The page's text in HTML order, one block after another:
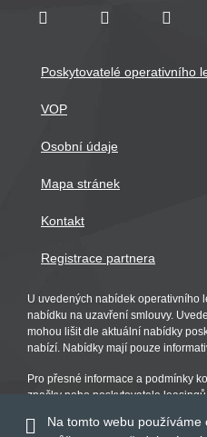
Poskytovatelé operativního
VOP
Osobní údaje
Mapa stránek
Kontakt
Registrace partnera
U uvedených nabídek operativního
nabídku na uzavření smlouvy.
mohou lišit dle aktuální nabídky
nabízí. Nabídky mají pouze
Pro přesné informace a podmínky
značky nebo poskytovatele leasingů.
Na tomto webu používáme